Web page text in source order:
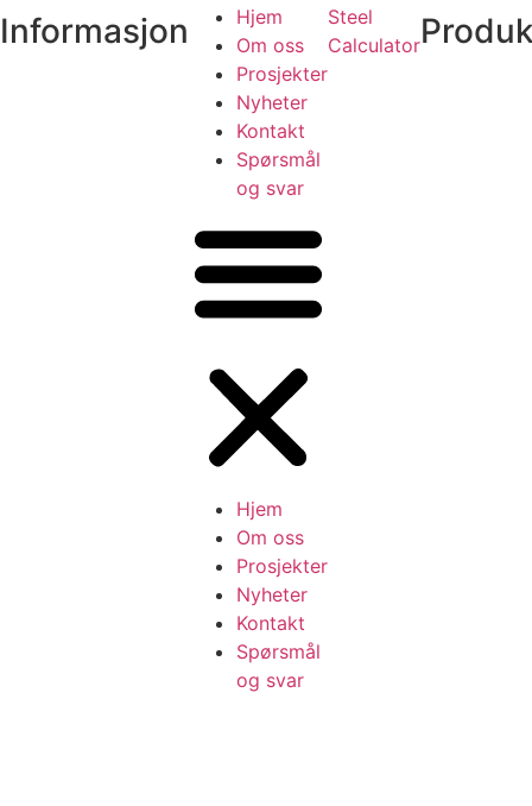
Informasjon
Hjem
Om oss
Prosjekter
Nyheter
Kontakt
Spørsmål
og svar
Hjem
Om oss
Prosjekter
Nyheter
Kontakt
Spørsmål
og svar
Steel
Calculator